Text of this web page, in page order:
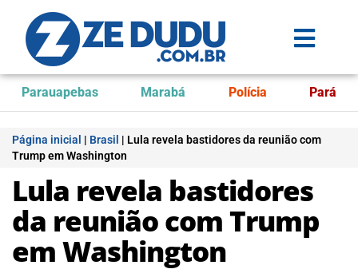
Parauapebas Marabá Polícia Pará
Página inicial | Brasil | Lula revela bastidores da reunião com
Trump em Washington
Lula revela bastidores
da reunião com Trump
em Washington